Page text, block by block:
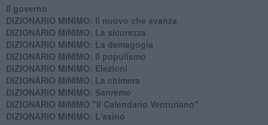
Il governo
DIZIONARIO MINIMO: Il nuovo che avanza
DIZIONARIO MINIMO: La sicurezza
DIZIONARIO MINIMO: La demagogia
DIZIONARIO MINIMO: Il populismo
DIZIONARIO MINIMO: Elezioni
DIZIONARIO MINIMO: La chimera
DIZIONARIO MINIMO: Sanremo
DIZIONARIO MINIMO "Il Calendario Venturiano"
DIZIONARIO MINIMO: L'asino